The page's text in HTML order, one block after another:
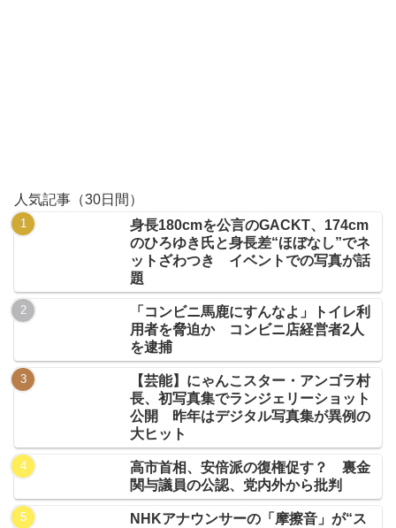
人気記事（30日間）
身長180cmを公言のGACKT、174cm
のひろゆき氏と身長差“ほぼなし”でネ
ットざわつき イベントでの写真が話
題
「コンビニ馬鹿にすんなよ」トイレ利
用者を脅迫か コンビニ店経営者2人
を逮捕
【芸能】にゃんこスター・アンゴラ村
長、初写真集でランジェリーショット
公開 昨年はデジタル写真集が異例の
大ヒット
高市首相、安倍派の復権促す？ 裏金
関与議員の公認、党内外から批判
NHKアナウンサーの「摩擦音」が“ス